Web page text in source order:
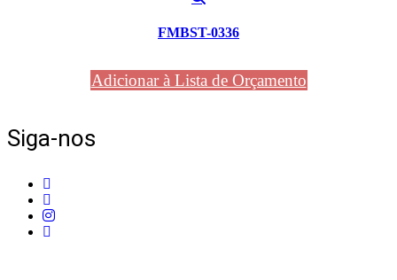
FMBST-0336
Adicionar à Lista de Orçamento
Siga-nos